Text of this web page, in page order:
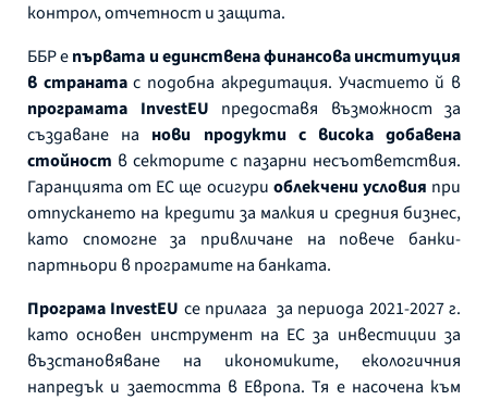
контрол, отчетност и защита.
ББР епървата и единствена финансова институция
в странатас подобна акредитация. Участието й в
програмата InvestEU предоставя възможност за
създаване на нови продукти с висока добавена
стойност в секторите с пазарни несъответствия.
Гаранцията от ЕС ще осигури облекчени условия при
отпускането на кредити за малкия и средния бизнес,
като спомогне за привличане на повече банки-
партньори в програмите на банката.
Програма InvestEU се прилага за периода 2021-2027 г.
като основен инструмент на ЕС за инвестиции за
възстановяване на икономиките, екологичния
напредък и заетостта в Европа. Тя е насочена към